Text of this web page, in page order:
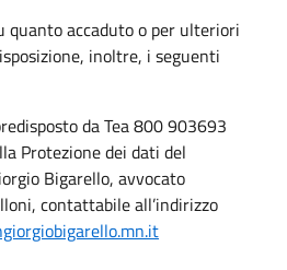
quanto accaduto o per ulteriori
inoltre, i seguenti
da Tea 800 903693
Protezione dei dati del
Bigarello, avvocato
contattabile all’indirizzo